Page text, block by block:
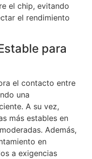
el chip, evitando
el rendimiento
para
el contacto entre
una
A su vez,
más estables en
Además,
en
a exigencias